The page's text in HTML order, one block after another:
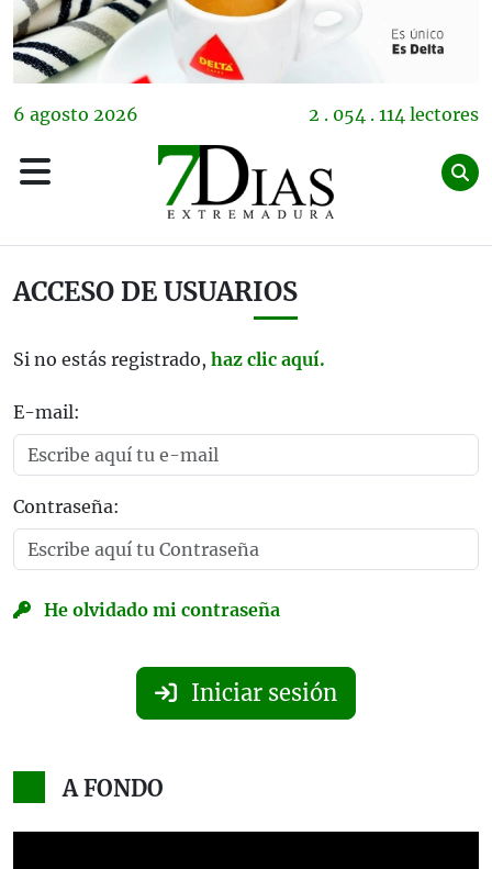
6 agosto 2026 2 . 054 . 114 lectores
ACCESO DE USUARIOS
Si no estás registrado, haz clic aquí.
E-mail:
Contraseña:
He olvidado mi contraseña
Iniciar sesión
A FONDO